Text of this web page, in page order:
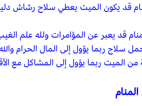
قد يكون الميت يعطي سلاح رشاش
قد يعبر عن المؤامرات ولله علم
سلاح ربما يؤول إلى المال الحرام
الميت ربما يؤول إلى المشاكل مع